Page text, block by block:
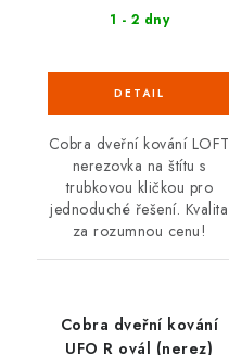
1 - 2 dny
Cobra dveřní kování LOFT
nerezovka na štítu s
trubkovou kličkou pro
jednoduché řešení. Kvalita
za rozumnou cenu!
Cobra dveřní kování
UFO R ovál (nerez)